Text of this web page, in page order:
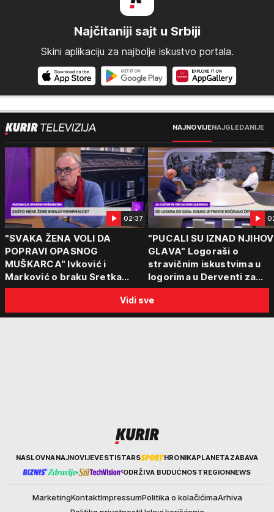
Najčitaniji sajt u Srbiji
Skini aplikaciju za najbolje iskustvo portala.
NAJNOVIJENAJGLEDANIJE
02:37
"SVAKA ŽENA VOLI DA
POPRAVI OPASNOG
MUŠKARCA" Ivković i
Marković o braku Sretka
Kalinića i fenomenu žena koje
biraju kriminalce: "Neće sa
nekim ko nema para"
"PUCALI SU IZNAD
GLAVA" Logoraši o
stravičnim iskustvima u
logorima u Derventi za
emisiju "Puls Srbije
"Tada je počela velika
tortura..."
Vidi sve
KurirNASLOVNANAJNOVIJEVESTISTARS HRONIKAPLANETAZABAVA
ODRŽIVA BUDUĆNOSTREGIONNEWS
MarketingKontaktImpressumPolitika o kolačićimaArhiva